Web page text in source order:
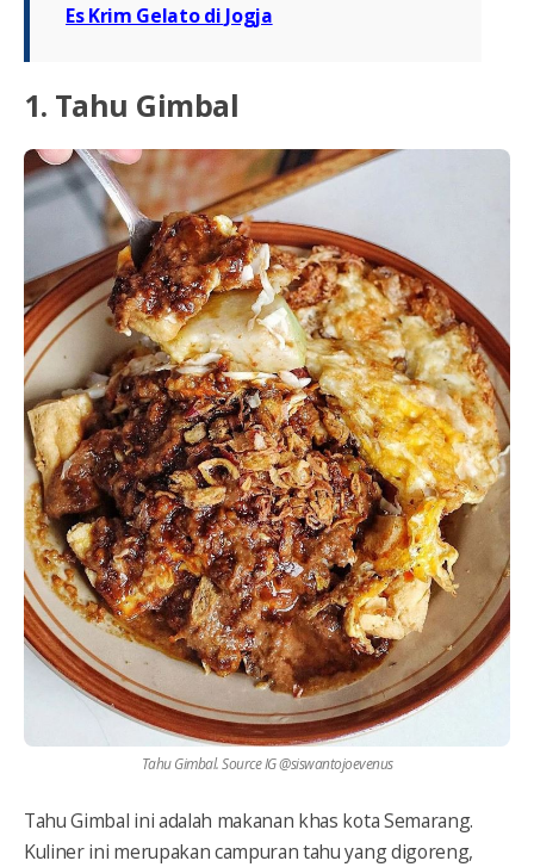
Es Krim Gelato di Jogja
1. Tahu Gimbal
Tahu Gimbal. Source IG @siswantojoevenus
Tahu Gimbal ini adalah makanan khas kota Semarang.
Kuliner ini merupakan campuran tahu yang digoreng,